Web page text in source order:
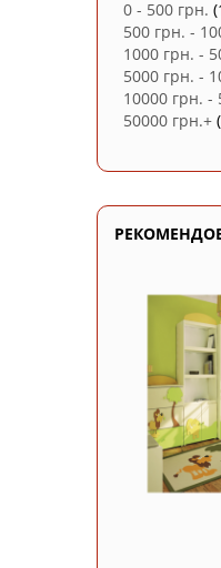
0 - 500 грн.
500 грн. -
1000 грн. -
5000 грн. -
10000 грн. -
50000 грн.+